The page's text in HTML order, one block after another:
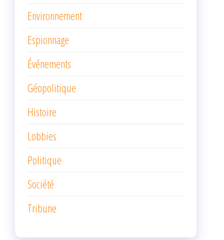
Environnement
Espionnage
Événements
Géopolitique
Histoire
Lobbies
Politique
Société
Tribune